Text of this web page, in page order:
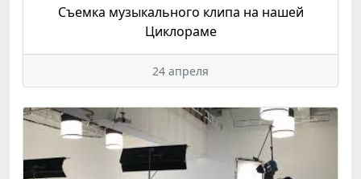
Съемка музыкального клипа на нашей
Циклораме
24 апреля